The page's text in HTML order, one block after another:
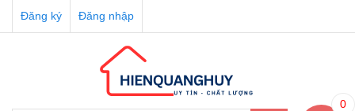
Đăng ký Đăng nhập
0